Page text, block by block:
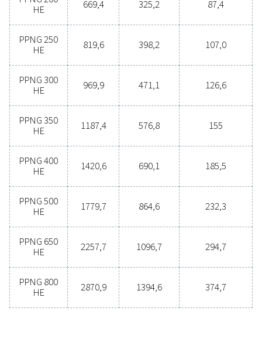
Utnytt fordelene med
nitrogengenerering på
Vurderer du å gå over fra å kjøpe nitrogen på
produsere nitrogen på stedet? Valget er klart – du bør
gjøre det! Gassgenerering på stedet tilbyr en rekke
inkludert reduserte kostnader, presis
transportutslipp, økt sikkerhet og eliminering av
utfordringer. På alle områder viser det seg at
på stedet er den mest effektive løsningen. Ta kontakt
eksperter for å lære mer om hvordan denne
være til nytte for virksomheten din.
Kontakt våre nitrogeneksperter
Generelle